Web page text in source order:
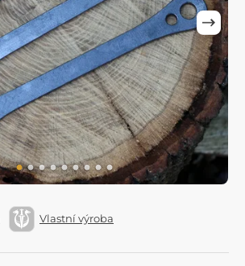
Vlastní výroba